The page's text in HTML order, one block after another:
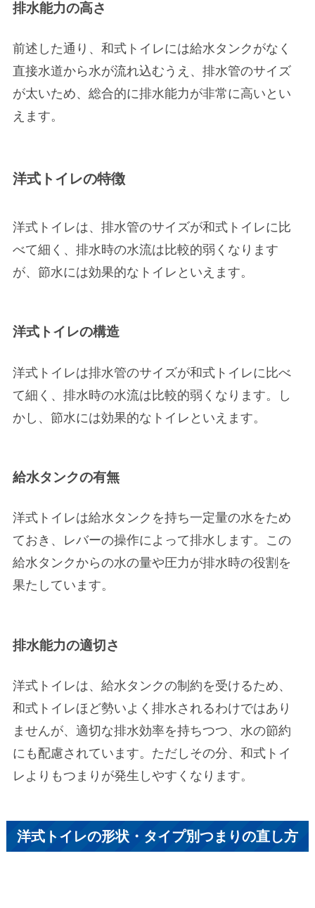
排水能力の高さ
前述した通り、和式トイレには給水タンクがなく
直接水道から水が流れ込むうえ、排水管のサイズ
が太いため、総合的に排水能力が非常に高いとい
えます。
洋式トイレの特徴
洋式トイレは、排水管のサイズが和式トイレに比
べて細く、排水時の水流は比較的弱くなります
が、節水には効果的なトイレといえます。
洋式トイレの構造
洋式トイレは排水管のサイズが和式トイレに比べ
て細く、排水時の水流は比較的弱くなります。し
かし、節水には効果的なトイレといえます。
給水タンクの有無
洋式トイレは給水タンクを持ち一定量の水をため
ておき、レバーの操作によって排水します。この
給水タンクからの水の量や圧力が排水時の役割を
果たしています。
排水能力の適切さ
洋式トイレは、給水タンクの制約を受けるため、
和式トイレほど勢いよく排水されるわけではあり
ませんが、適切な排水効率を持ちつつ、水の節約
にも配慮されています。ただしその分、和式トイ
レよりもつまりが発生しやすくなります。
洋式トイレの形状・タイプ別つまりの直し方